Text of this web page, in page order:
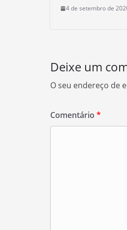
4 de setembro de
Deixe um
O seu endereço de
Comentário *